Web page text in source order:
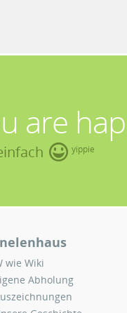
are
yippie
wie Wiki
Abholung